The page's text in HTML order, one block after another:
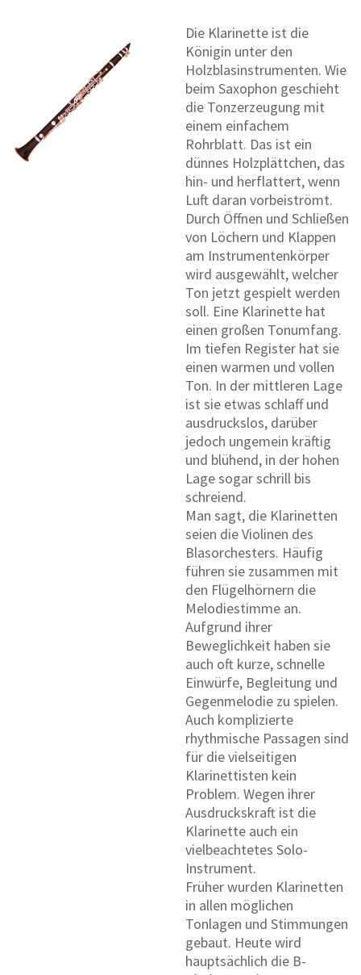
Die Klarinette ist die
Königin unter den
Holzblasinstrumenten. Wie
beim Saxophon geschieht
die Tonzerzeugung mit
einem einfachem
Rohrblatt. Das ist ein
dünnes Holzplättchen, das
hin- und herflattert, wenn
Luft daran vorbeiströmt.
Durch Öffnen und Schließen
von Löchern und Klappen
am Instrumentenkörper
wird ausgewählt, welcher
Ton jetzt gespielt werden
soll. Eine Klarinette hat
einen großen Tonumfang.
Im tiefen Register hat sie
einen warmen und vollen
Ton. In der mittleren Lage
ist sie etwas schlaff und
ausdruckslos, darüber
jedoch ungemein kräftig
und blühend, in der hohen
Lage sogar schrill bis
schreiend.
Man sagt, die Klarinetten
seien die Violinen des
Blasorchesters. Häufig
führen sie zusammen mit
den Flügelhörnern die
Melodiestimme an.
Aufgrund ihrer
Beweglichkeit haben sie
auch oft kurze, schnelle
Einwürfe, Begleitung und
Gegenmelodie zu spielen.
Auch komplizierte
rhythmische Passagen sind
für die vielseitigen
Klarinettisten kein
Problem. Wegen ihrer
Ausdruckskraft ist die
Klarinette auch ein
vielbeachtetes Solo-
Instrument.
Früher wurden Klarinetten
in allen möglichen
Tonlagen und Stimmungen
gebaut. Heute wird
hauptsächlich die B-